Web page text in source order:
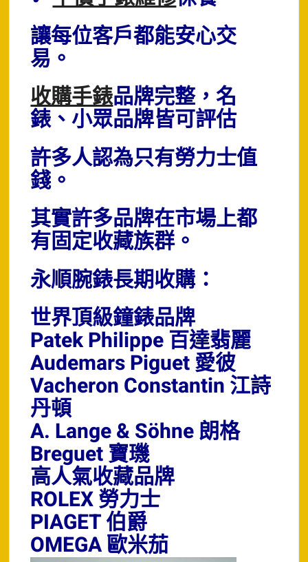
讓每位客戶都能安心交
易。
收購手錶品牌完整，名
錶、小眾品牌皆可評估
許多人認為只有勞力士值
錢。
其實許多品牌在市場上都
有固定收藏族群。
永順腕錶長期收購：
世界頂級鐘錶品牌
Patek Philippe 百達翡麗
Audemars Piguet 愛彼
Vacheron Constantin 江詩
丹頓
A. Lange & Söhne 朗格
Breguet 寶璣
高人氣收藏品牌
ROLEX 勞力士
PIAGET 伯爵
OMEGA 歐米茄